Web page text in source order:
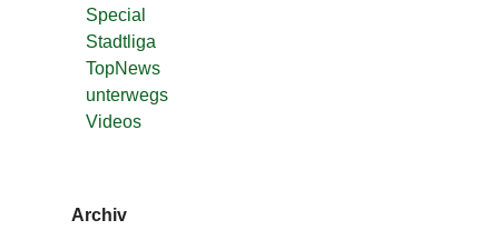
Special
Stadtliga
TopNews
unterwegs
Videos
Archiv